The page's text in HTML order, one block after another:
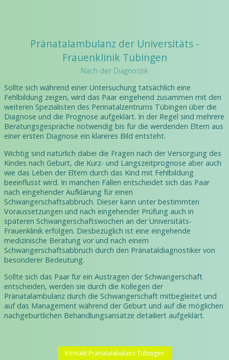
Pränatalambulanz der Universitäts -
Frauenklinik Tübingen
Nach der Diagnostik
Sollte sich während einer Untersuchung tatsächlich eine
Fehlbildung zeigen, wird das Paar eingehend zusammen mit den
weiteren Spezialisten des Perinatalzentrums Tübingen über die
Diagnose und die Prognose aufgeklärt. In der Regel sind mehrere
Beratungsgespräche notwendig bis für die werdenden Eltern aus
einer ersten Diagnose ein klareres Bild entsteht.
Wichtig sind natürlich dabei die Fragen nach der Versorgung des
Kindes nach Geburt, die Kurz- und Langszeitprognose aber auch
wie das Leben der Eltern durch das Kind mit Fehlbildung
beeinflusst wird. In manchen Fällen entscheidet sich das Paar
nach eingehender Aufklärung für einen
Schwangerschaftsabbruch. Dieser kann unter bestimmten
Voraussetzungen und nach eingehender Prüfung auch in
späteren Schwangerschaftswochen an der Universitäts-
Frauenklinik erfolgen. Diesbezüglich ist eine eingehende
medizinische Beratung vor und nach einem
Schwangerschaftsabbruch durch den Pränataldiagnostiker von
besonderer Bedeutung.
Sollte sich das Paar für ein Austragen der Schwangerschaft
entscheiden, werden sie durch die Kollegen der
Pränatalambulanz durch die Schwangerschaft mitbegleitet und
auf das Management während der Geburt und auf die möglichen
nachgeburtlichen Behandlungsansätze detailiert aufgeklärt.
Kontakt Pränatalabulanz Tübingen